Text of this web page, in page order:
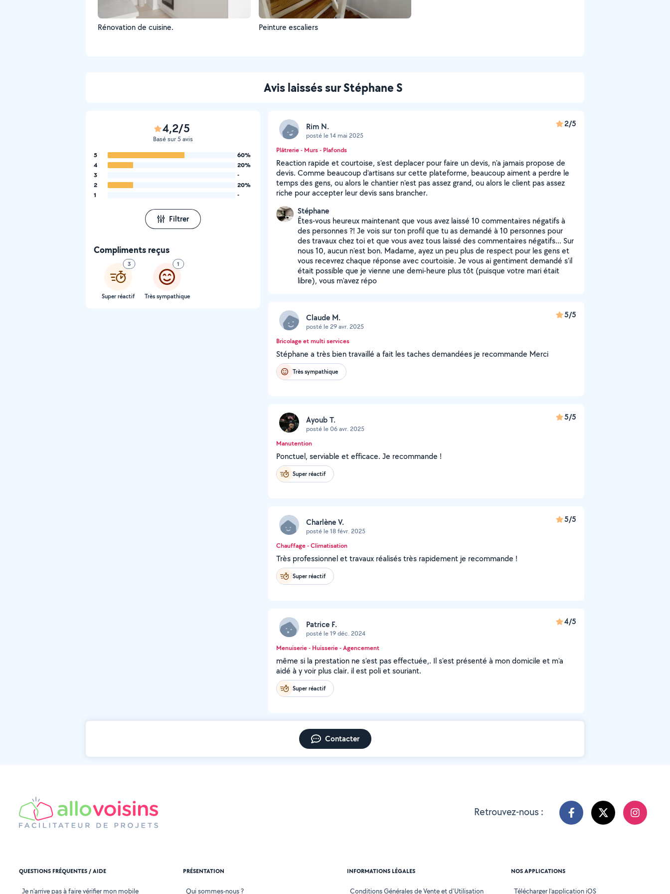
Rénovation de cuisine. Peinture escaliers
Avis laissés sur Stéphane S
4,2/5
Basé sur 5 avis
5
60%
4
20%
3
-
2
20%
1
-
Filtrer
Compliments reçus
3
Super réactif
1
Très sympathique
Rim N.
posté le 14 mai 2025
2/5
Plâtrerie - Murs - Plafonds
Reaction rapide et courtoise, s'est deplacer pour faire un devis, n'a jamais propose de
devis. Comme beaucoup d'artisans sur cette plateforme, beaucoup aiment a perdre le
temps des gens, ou alors le chantier n'est pas assez grand, ou alors le client pas assez
riche pour accepter leur devis sans brancher.
Stéphane
Êtes-vous heureux maintenant que vous avez laissé 10 commentaires négatifs à
des personnes ?! Je vois sur ton profil que tu as demandé à 10 personnes pour
des travaux chez toi et que vous avez tous laissé des commentaires négatifs... Sur
nous 10, aucun n'est bon. Madame, ayez un peu plus de respect pour les gens et
vous recevrez chaque réponse avec courtoisie. Je vous ai gentiment demandé s'il
était possible que je vienne une demi-heure plus tôt (puisque votre mari était
libre), vous m'avez répo
Claude M.
posté le 29 avr. 2025
5/5
Bricolage et multi services
Stéphane a très bien travaillé a fait les taches demandées je recommande Merci
Très sympathique
Ayoub T.
posté le 06 avr. 2025
5/5
Manutention
Ponctuel, serviable et efficace. Je recommande !
Super réactif
Charlène V.
posté le 18 févr. 2025
5/5
Chauffage - Climatisation
Très professionnel et travaux réalisés très rapidement je recommande !
Super réactif
Patrice F.
posté le 19 déc. 2024
4/5
Menuiserie - Huisserie - Agencement
même si la prestation ne s'est pas effectuée,. Il s'est présenté à mon domicile et m'a
aidé à y voir plus clair. il est poli et souriant.
Super réactif
Contacter
Retrouvez-nous :
QUESTIONS FRÉQUENTES / AIDE
Je n'arrive pas à faire vérifier mon mobile
PRÉSENTATION
Qui sommes-nous ?
INFORMATIONS LÉGALES
Conditions Générales de Vente et d'Utilisation
NOS APPLICATIONS
Télécharger l’application iOS